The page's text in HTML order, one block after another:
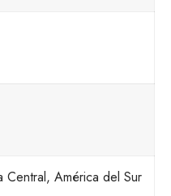
Central, América del Sur